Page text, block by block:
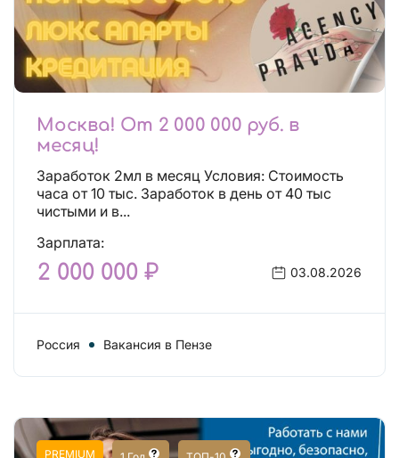
Москва! От 2 000 000 руб. в
месяц!
Заработок 2мл в месяц Условия: Стоимость
часа от 10 тыс. Заработок в день от 40 тыс
чистыми и в...
Зарплата:
2 000 000 ₽ 03.08.2026
Россия Вакансия в Пензе
PREMIUM